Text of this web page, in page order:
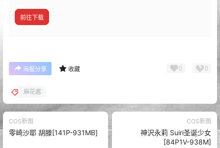
前往下载
海报分享 收藏 0 0
麻花酱
COS新图
零崎沙耶 胡滕[141P-931MB]
COS新图
神沢永莉 Suiri圣诞少女
[84P1V-938M]